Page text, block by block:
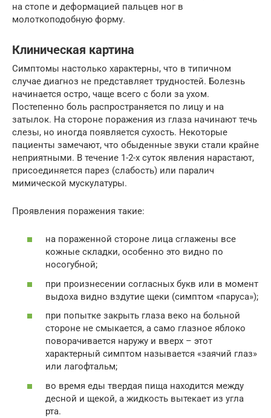
на стопе и деформацией пальцев ног в
молоткоподобную форму.
Клиническая картина
Симптомы настолько характерны, что в типичном
случае диагноз не представляет трудностей. Болезнь
начинается остро, чаще всего с боли за ухом.
Постепенно боль распространяется по лицу и на
затылок. На стороне поражения из глаза начинают течь
слезы, но иногда появляется сухость. Некоторые
пациенты замечают, что обыденные звуки стали крайне
неприятными. В течение 1-2-х суток явления нарастают,
присоединяется парез (слабость) или паралич
мимической мускулатуры.
Проявления поражения такие:
на пораженной стороне лица сглажены все
кожные складки, особенно это видно по
носогубной;
при произнесении согласных букв или в момент
выдоха видно вздутие щеки (симптом «паруса»);
при попытке закрыть глаза веко на больной
стороне не смыкается, а само глазное яблоко
поворачивается наружу и вверх – этот
характерный симптом называется «заячий глаз»
или лагофтальм;
во время еды твердая пища находится между
десной и щекой, а жидкость вытекает из угла
рта.